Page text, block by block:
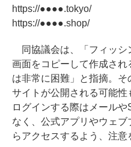
https://●●●●.tokyo/
https://●●●●.shop/
同協議会は、「フィッシ
画面をコピーして作成され
は非常に困難」と指摘。
サイトが公開される可能
ログインする際はメール
なく、公式アプリやウェ
らアクセスするよう、注意